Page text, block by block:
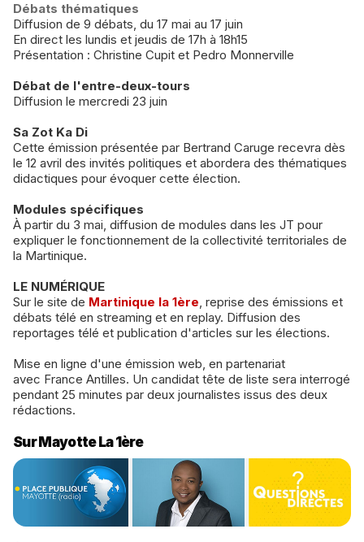
Débats thématiques
Diffusion de 9 débats, du 17 mai au 17 juin
En direct les lundis et jeudis de 17h à 18h15
Présentation : Christine Cupit et Pedro Monnerville
Débat de l'entre-deux-tours
Diffusion le mercredi 23 juin
Sa Zot Ka Di
Cette émission présentée par Bertrand Caruge recevra dès
le 12 avril des invités politiques et abordera des thématiques
didactiques pour évoquer cette élection.
Modules spécifiques
À partir du 3 mai, diffusion de modules dans les JT pour
expliquer le fonctionnement de la collectivité territoriales de
la Martinique.
LE NUMÉRIQUE
Sur le site de Martinique la 1ère, reprise des émissions et
débats télé en streaming et en replay. Diffusion des
reportages télé et publication d'articles sur les élections.
Mise en ligne d'une émission web, en partenariat
avec France Antilles. Un candidat tête de liste sera interrogé
pendant 25 minutes par deux journalistes issus des deux
rédactions.
Sur Mayotte La 1ère